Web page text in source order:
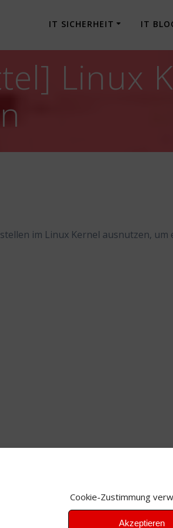
Cookie-Zustimmung
Akzeptieren
IT SICHERHEIT IT
Linux
im Linux Kernel ausnutzen, um